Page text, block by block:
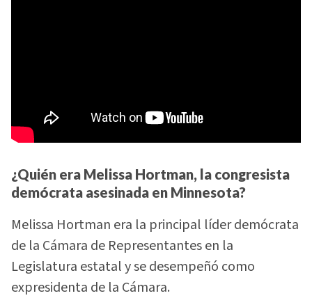
¿Quién era Melissa Hortman, la congresista
demócrata asesinada en Minnesota?
Melissa Hortman era la principal líder demócrata
de la Cámara de Representantes en la
Legislatura estatal y se desempeñó como
expresidenta de la Cámara.